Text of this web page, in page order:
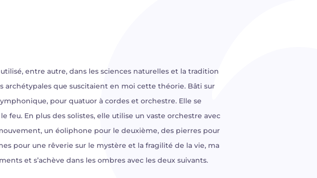
entre autre, dans les sciences naturelles et la tradition
archétypales que suscitaient en moi cette théorie. Bâti sur
pour quatuor à cordes et orchestre. Elle se
feu. En plus des solistes, elle utilise un vaste orchestre avec
un éoliphone pour le deuxième, des pierres pour
pour une rêverie sur le mystère et la fragilité de la vie, ma
et s’achève dans les ombres avec les deux suivants.